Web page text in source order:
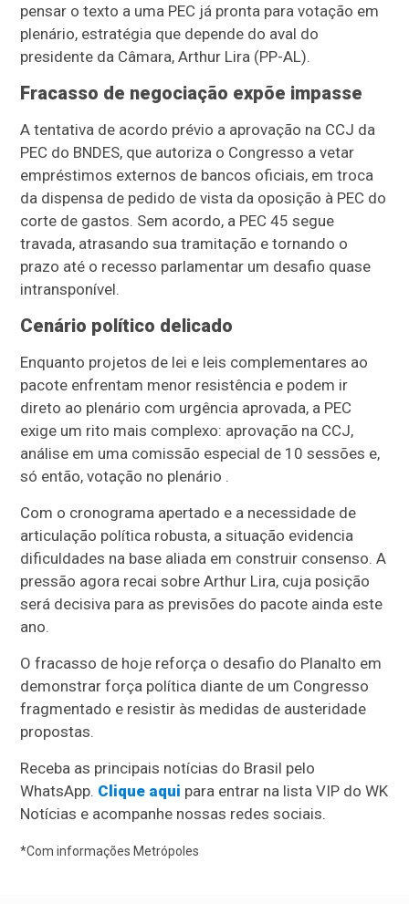
pensar o texto a uma PEC já pronta para votação em
plenário, estratégia que depende do aval do
presidente da Câmara, Arthur Lira (PP-AL).
Fracasso de negociação expõe impasse
A tentativa de acordo prévio a aprovação na CCJ da
PEC do BNDES, que autoriza o Congresso a vetar
empréstimos externos de bancos oficiais, em troca
da dispensa de pedido de vista da oposição à PEC do
corte de gastos. Sem acordo, a PEC 45 segue
travada, atrasando sua tramitação e tornando o
prazo até o recesso parlamentar um desafio quase
intransponível.
Cenário político delicado
Enquanto projetos de lei e leis complementares ao
pacote enfrentam menor resistência e podem ir
direto ao plenário com urgência aprovada, a PEC
exige um rito mais complexo: aprovação na CCJ,
análise em uma comissão especial de 10 sessões e,
só então, votação no plenário .
Com o cronograma apertado e a necessidade de
articulação política robusta, a situação evidencia
dificuldades na base aliada em construir consenso. A
pressão agora recai sobre Arthur Lira, cuja posição
será decisiva para as previsões do pacote ainda este
ano.
O fracasso de hoje reforça o desafio do Planalto em
demonstrar força política diante de um Congresso
fragmentado e resistir às medidas de austeridade
propostas.
Receba as principais notícias do Brasil pelo
WhatsApp. Clique aqui para entrar na lista VIP do WK
Notícias e acompanhe nossas redes sociais.
*Com informações Metrópoles